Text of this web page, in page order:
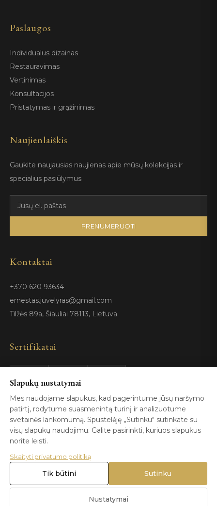
Paslaugos
Individualus dizainas
Restauravimas
Vertinimas
Konsultacijos
Pristatymas ir grąžinimas
Naujienlaiškis
Gaukite naujausias naujienas apie mūsų kolekcijas ir
specialius pasiūlymus
PRENUMERUOTI
Kontaktai
+370 620 93634
ernestas.juvelyras@gmail.com
Tilžės 89a, Šiauliai 78113, Lietuva
Sertifikatai
GIA
Certified
ISO 9001
© 2026 Blizga.lt. Visos teisės saugomos. |
Slapukų nustatymai
Mes naudojame slapukus, kad pagerintume jūsų naršymo
patirtį, rodytume suasmenintą turinį ir analizuotume
svetainės lankomumą. Spustelėję „Sutinku" sutinkate su
visų slapukų naudojimu. Galite pasirinkti, kuriuos slapukus
norite leisti.
Skaityti privatumo politiką
Nustatymai
Tik būtini Sutinku